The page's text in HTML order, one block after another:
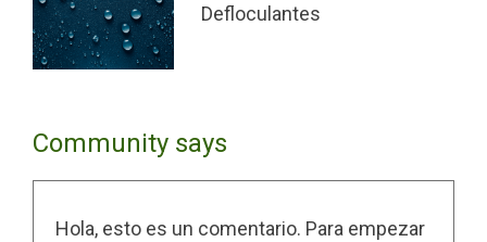
Defloculantes
Community says
Hola, esto es un comentario. Para empezar